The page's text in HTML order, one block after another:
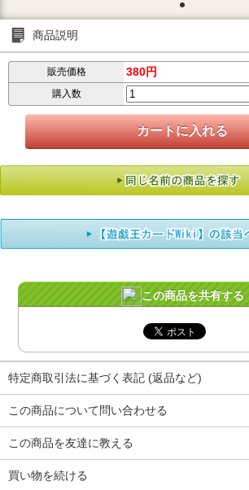
商品説明
販売価格 380円
購入数
この商品を共有する
特定商取引法に基づく表記 (返品など)
この商品について問い合わせる
この商品を友達に教える
買い物を続ける